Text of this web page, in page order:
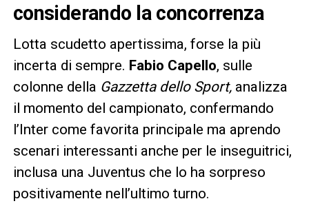
considerando la concorrenza
Lotta scudetto apertissima, forse la più
incerta di sempre. Fabio Capello, sulle
colonne della Gazzetta dello Sport,analizza
il momento del campionato, confermando
l’Inter come favorita principale ma aprendo
scenari interessanti anche per le inseguitrici,
inclusa una Juventus che lo ha sorpreso
positivamente nell’ultimo turno.